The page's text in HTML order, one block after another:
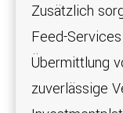
Zusätzlich
Feed-
Übermittlung
zuverlässige